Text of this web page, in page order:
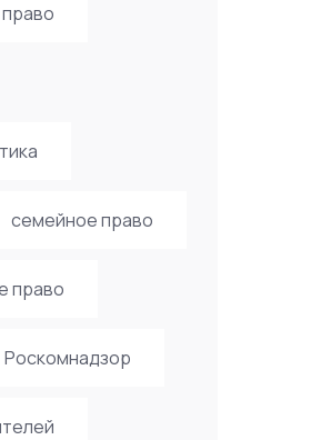
семейное право
право
Роскомнадзор